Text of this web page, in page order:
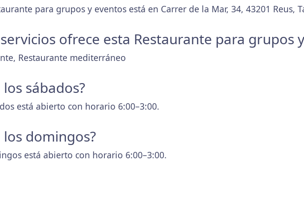
para grupos y eventos está en Carrer de la Mar, 34, 43201 Reus,
ofrece esta Restaurante para grupos
Restaurante mediterráneo
los sábados?
está abierto con horario 6:00–3:00.
los domingos?
está abierto con horario 6:00–3:00.